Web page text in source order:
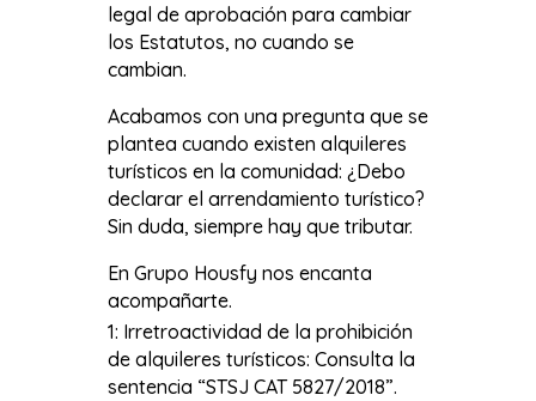
legal de aprobación para cambiar
los Estatutos, no cuando se
cambian.
Acabamos con una pregunta que se
plantea cuando existen alquileres
turísticos en la comunidad: ¿Debo
declarar el arrendamiento turístico?
Sin duda, siempre hay que tributar.
En Grupo Housfy nos encanta
acompañarte.
1: Irretroactividad de la prohibición
de alquileres turísticos: Consulta la
sentencia “STSJ CAT 5827/2018”.